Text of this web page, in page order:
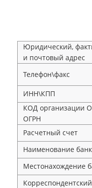
Юридический,
и почтовый адрес
Телефон\факс
ИНН\КПП
КОД организации
ОГРН
Расчетный счет
Наименование
Местонахождение